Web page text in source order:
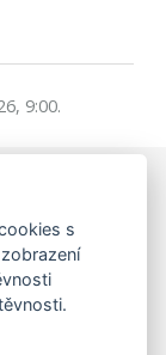
9:00.
s